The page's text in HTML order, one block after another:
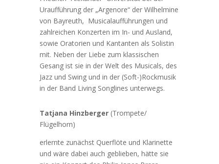
Uraufführung der „Argenore“ der Wilhelmine
von Bayreuth, Musicalaufführungen und
zahlreichen Konzerten im In- und Ausland,
sowie Oratorien und Kantanten als Solistin
mit. Neben der Liebe zum klassischen
Gesang ist sie in der Welt des Musicals, des
Jazz und Swing und in der (Soft-)Rockmusik
in der Band Living Songlines unterwegs.
Tatjana Hinzberger(Trompete/
Flügelhorn)
erlernte zunächst Querflöte und Klarinette
und wäre dabei auch geblieben, hätte sie